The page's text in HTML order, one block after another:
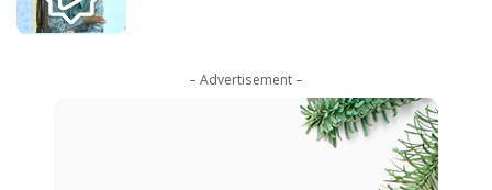
– Advertisement –